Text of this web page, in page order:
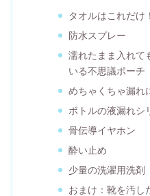
タオルはこれだけ
防水スプレー
濡れたまま入れて
いる不思議ポーチ
めちゃくちゃ漏れ
ボトルの液漏れシ
骨伝導イヤホン
酔い止め
少量の洗濯用洗剤
おまけ：靴を汚し